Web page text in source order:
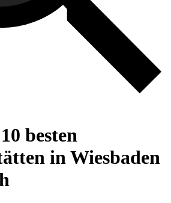
besten
in Wiesbaden